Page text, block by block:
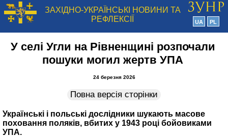
ЗАХІДНО-УКРАЇНСЬКІ НОВИНИ ТА
РЕФЛЕКСІЇ
UA PL
У селі Угли на Рівненщині розпочали
пошуки могил жертв УПА
24 березня 2026
Повна версія сторінки
Українські і польські дослідники шукають масове
поховання поляків, вбитих у 1943 році бойовиками
УПА.